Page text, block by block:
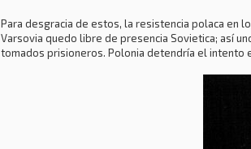
Para desgracia de estos, la resistencia polaca en
Varsovia quedo libre de presencia Sovietica; así
tomados prisioneros. Polonia detendría el intento